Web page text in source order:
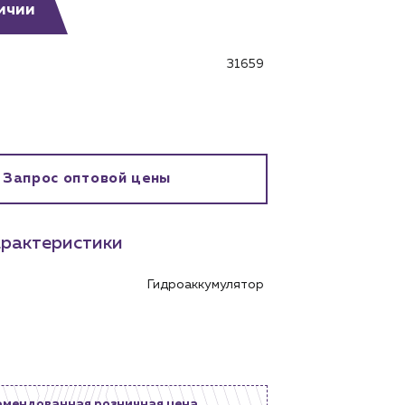
31659
Запрос оптовой цены
Гидроаккумулятор